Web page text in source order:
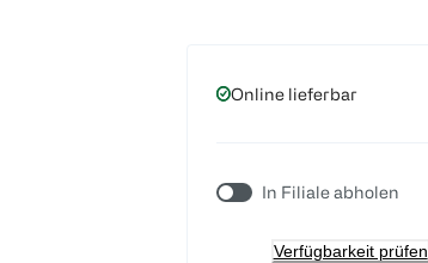
Online lieferbar
In Filiale abholen
Verfügbarkeit prüfen